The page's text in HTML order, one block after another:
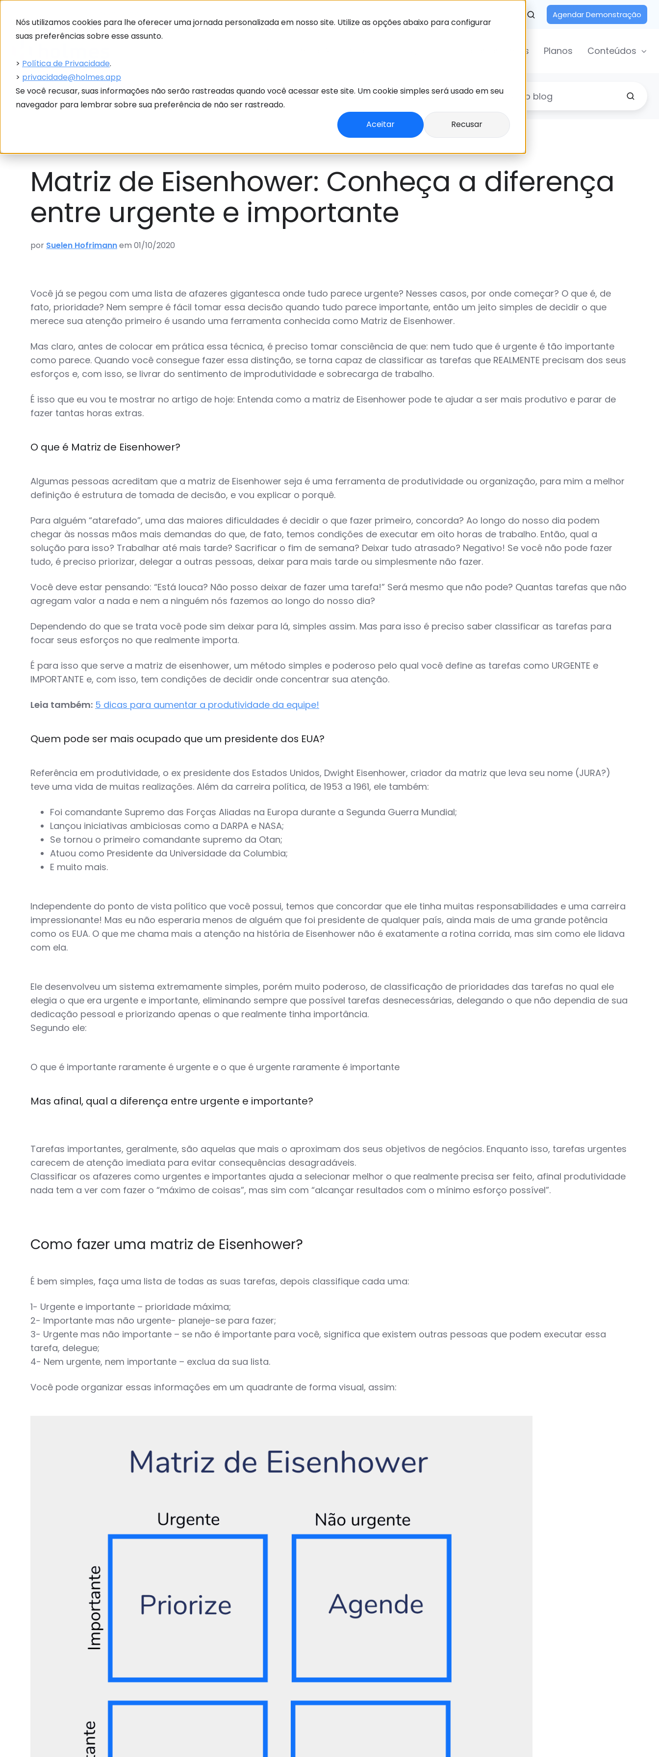
Nós utilizamos cookies para lhe oferecer uma jornada personalizada em nosso site. Utilize as opções abaixo para configurar
suas preferências sobre esse assunto.
> Política de Privacidade.
> privacidade@holmes.app
Se você recusar, suas informações não serão rastreadas quando você acessar este site. Um cookie simples será usado em seu
navegador para lembrar sobre sua preferência de não ser rastreado.
Aceitar
Recusar
Agendar Demonstração
Departamentos Planos Conteúdos
Link
Holmes Blog
Matriz de Eisenhower: Conheça a diferença
entre urgente e importante
por Suelen Hofrimannem 01/10/2020
Você já se pegou com uma lista de afazeres gigantesca onde tudo parece urgente? Nesses casos, por onde começar? O que é, de
fato, prioridade? Nem sempre é fácil tomar essa decisão quando tudo parece importante, então um jeito simples de decidir o que
merece sua atenção primeiro é usando uma ferramenta conhecida como Matriz de Eisenhower.
Mas claro, antes de colocar em prática essa técnica, é preciso tomar consciência de que: nem tudo que é urgente é tão importante
como parece. Quando você consegue fazer essa distinção, se torna capaz de classificar as tarefas que REALMENTE precisam dos seus
esforços e, com isso, se livrar do sentimento de improdutividade e sobrecarga de trabalho.
É isso que eu vou te mostrar no artigo de hoje: Entenda como a matriz de Eisenhower pode te ajudar a ser mais produtivo e parar de
fazer tantas horas extras.
O que é Matriz de Eisenhower?
Algumas pessoas acreditam que a matriz de Eisenhower seja é uma ferramenta de produtividade ou organização, para mim a melhor
definição é estrutura de tomada de decisão, e vou explicar o porquê.
Para alguém “atarefado”, uma das maiores dificuldades é decidir o que fazer primeiro, concorda? Ao longo do nosso dia podem
chegar às nossas mãos mais demandas do que, de fato, temos condições de executar em oito horas de trabalho. Então, qual a
solução para isso? Trabalhar até mais tarde? Sacrificar o fim de semana? Deixar tudo atrasado? Negativo! Se você não pode fazer
tudo, é preciso priorizar, delegar a outras pessoas, deixar para mais tarde ou simplesmente não fazer.
Você deve estar pensando: “Está louca? Não posso deixar de fazer uma tarefa!” Será mesmo que não pode? Quantas tarefas que não
agregam valor a nada e nem a ninguém nós fazemos ao longo do nosso dia?
Dependendo do que se trata você pode sim deixar para lá, simples assim. Mas para isso é preciso saber classificar as tarefas para
focar seus esforços no que realmente importa.
É para isso que serve a matriz de eisenhower, um método simples e poderoso pelo qual você define as tarefas como URGENTE e
IMPORTANTE e, com isso, tem condições de decidir onde concentrar sua atenção.
Leia também: 5 dicas para aumentar a produtividade da equipe!
Quem pode ser mais ocupado que um presidente dos EUA?
Referência em produtividade, o ex presidente dos Estados Unidos, Dwight Eisenhower, criador da matriz que leva seu nome (JURA?)
teve uma vida de muitas realizações. Além da carreira política, de 1953 a 1961, ele também:
Foi comandante Supremo das Forças Aliadas na Europa durante a Segunda Guerra Mundial;
Lançou iniciativas ambiciosas como a DARPA e NASA;
Se tornou o primeiro comandante supremo da Otan;
Atuou como Presidente da Universidade da Columbia;
E muito mais.
Independente do ponto de vista político que você possui, temos que concordar que ele tinha muitas responsabilidades e uma carreira
impressionante! Mas eu não esperaria menos de alguém que foi presidente de qualquer país, ainda mais de uma grande potência
como os EUA. O que me chama mais a atenção na história de Eisenhower não é exatamente a rotina corrida, mas sim como ele lidava
com ela.
Ele desenvolveu um sistema extremamente simples, porém muito poderoso, de classificação de prioridades das tarefas no qual ele
elegia o que era urgente e importante, eliminando sempre que possível tarefas desnecessárias, delegando o que não dependia de sua
dedicação pessoal e priorizando apenas o que realmente tinha importância.
Segundo ele:
O que é importante raramente é urgente e o que é urgente raramente é importante
Mas afinal, qual a diferença entre urgente e importante?
Tarefas importantes, geralmente, são aquelas que mais o aproximam dos seus objetivos de negócios. Enquanto isso, tarefas urgentes
carecem de atenção imediata para evitar consequências desagradáveis.
Classificar os afazeres como urgentes e importantes ajuda a selecionar melhor o que realmente precisa ser feito, afinal produtividade
nada tem a ver com fazer o “máximo de coisas”, mas sim com “alcançar resultados com o mínimo esforço possível”.
Como fazer uma matriz de Eisenhower?
É bem simples, faça uma lista de todas as suas tarefas, depois classifique cada uma:
1- Urgente e importante – prioridade máxima;
2- Importante mas não urgente- planeje-se para fazer;
3- Urgente mas não importante – se não é importante para você, significa que existem outras pessoas que podem executar essa
tarefa, delegue;
4- Nem urgente, nem importante – exclua da sua lista.
Você pode organizar essas informações em um quadrante de forma visual, assim: